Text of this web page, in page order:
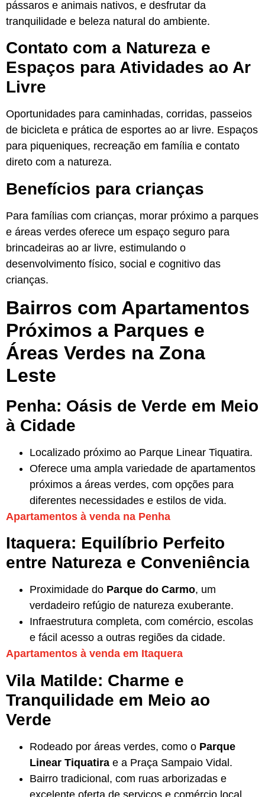
pássaros e animais nativos, e desfrutar da
tranquilidade e beleza natural do ambiente.
Contato com a Natureza e
Espaços para Atividades ao Ar
Livre
Oportunidades para caminhadas, corridas, passeios
de bicicleta e prática de esportes ao ar livre. Espaços
para piqueniques, recreação em família e contato
direto com a natureza.
Benefícios para crianças
Para famílias com crianças, morar próximo a parques
e áreas verdes oferece um espaço seguro para
brincadeiras ao ar livre, estimulando o
desenvolvimento físico, social e cognitivo das
crianças.
Bairros com Apartamentos
Próximos a Parques e
Áreas Verdes na Zona
Leste
Penha: Oásis de Verde em Meio
à Cidade
Localizado próximo ao Parque Linear Tiquatira.
Oferece uma ampla variedade de apartamentos
próximos a áreas verdes, com opções para
diferentes necessidades e estilos de vida.
Apartamentos à venda na Penha
Itaquera: Equilíbrio Perfeito
entre Natureza e Conveniência
Proximidade do Parque do Carmo, um
verdadeiro refúgio de natureza exuberante.
Infraestrutura completa, com comércio, escolas
e fácil acesso a outras regiões da cidade.
Apartamentos à venda em Itaquera
Vila Matilde: Charme e
Tranquilidade em Meio ao
Verde
Rodeado por áreas verdes, como o Parque
Linear Tiquatira e a Praça Sampaio Vidal.
Bairro tradicional, com ruas arborizadas e
excelente oferta de serviços e comércio local.